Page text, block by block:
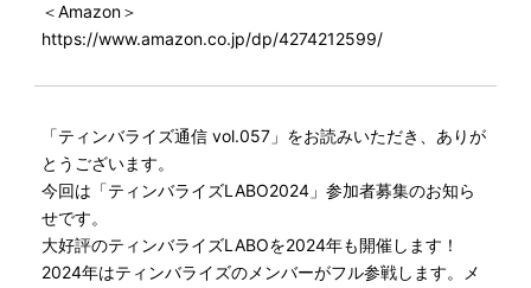
＜Amazon＞
https://www.amazon.co.jp/dp/4274212599/
「ティンバライズ通信 vol.057」をお読みいただき、ありが
とうございます。
今回は「ティンバライズLABO2024」参加者募集のお知ら
せです。
大好評のティンバライズLABOを2024年も開催します！
2024年はティンバライズのメンバーがフル参戦します。メ